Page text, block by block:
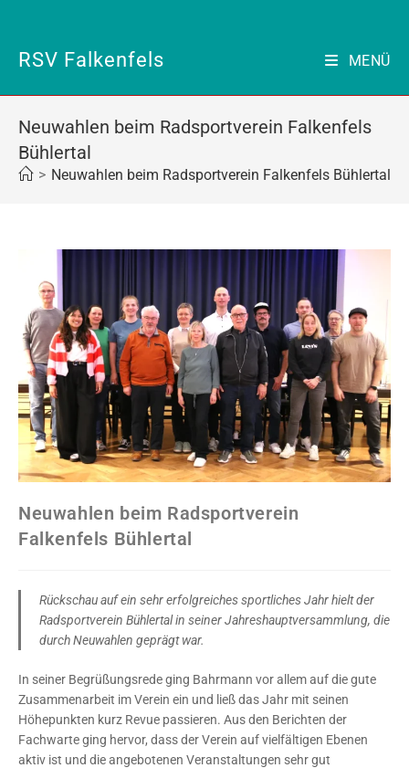
springen
RSV Falkenfels MENÜ
Neuwahlen beim Radsportverein Falkenfels
Bühlertal
> Neuwahlen beim Radsportverein Falkenfels Bühlertal
Neuwahlen beim Radsportverein
Falkenfels Bühlertal
Rückschau auf ein sehr erfolgreiches sportliches Jahr hielt der
Radsportverein Bühlertal in seiner Jahreshauptversammlung, die
durch Neuwahlen geprägt war.
In seiner Begrüßungsrede ging Bahrmann vor allem auf die gute
Zusammenarbeit im Verein ein und ließ das Jahr mit seinen
Höhepunkten kurz Revue passieren. Aus den Berichten der
Fachwarte ging hervor, dass der Verein auf vielfältigen Ebenen
aktiv ist und die angebotenen Veranstaltungen sehr gut